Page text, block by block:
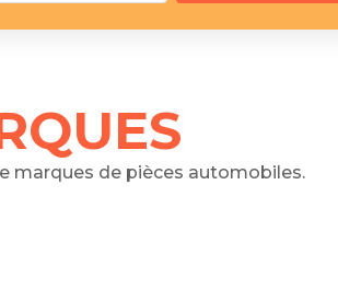
marques de pièces automobiles.